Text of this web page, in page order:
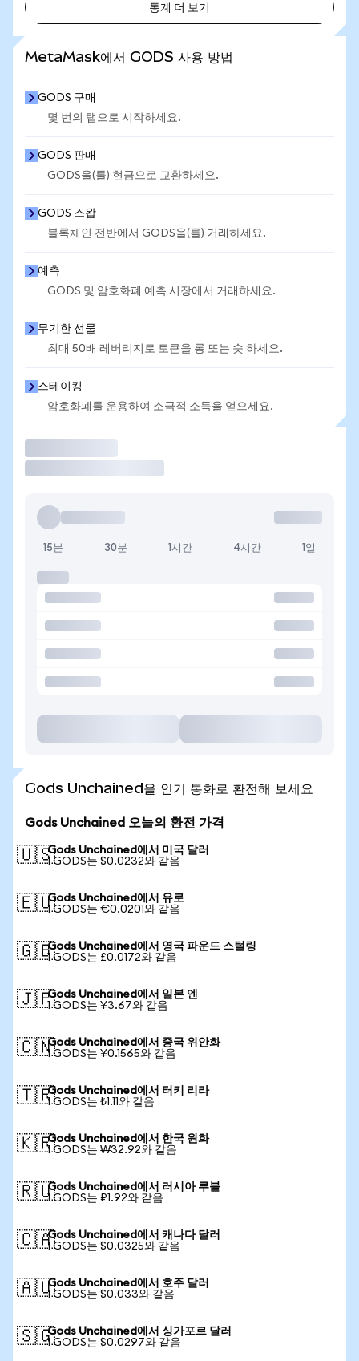
통계 더 보기
MetaMask에서 GODS 사용 방법
GODS 구매
몇 번의 탭으로 시작하세요.
GODS 판매
GODS을(를) 현금으로 교환하세요.
GODS 스왑
블록체인 전반에서 GODS을(를) 거래하세요.
예측
GODS 및 암호화폐 예측 시장에서 거래하세요.
무기한 선물
최대 50배 레버리지로 토큰을 롱 또는 숏 하세요.
스테이킹
암호화폐를 운용하여 소극적 소득을 얻으세요.
15분 30분 1시간 4시간 1일
Gods Unchained을 인기 통화로 환전해 보세요
Gods Unchained 오늘의 환전 가격
🇺🇸Gods Unchained에서 미국 달러
1 GODS는 $0.0232와 같음
🇪🇺Gods Unchained에서 유로
1 GODS는 €0.0201와 같음
🇬🇧Gods Unchained에서 영국 파운드 스털링
1 GODS는 £0.0172와 같음
🇯🇵Gods Unchained에서 일본 엔
1 GODS는 ¥3.67와 같음
🇨🇳Gods Unchained에서 중국 위안화
1 GODS는 ¥0.1565와 같음
🇹🇷Gods Unchained에서 터키 리라
1 GODS는 ₺1.11와 같음
🇰🇷Gods Unchained에서 한국 원화
1 GODS는 ₩32.92와 같음
🇷🇺Gods Unchained에서 러시아 루블
1 GODS는 ₽1.92와 같음
🇨🇦Gods Unchained에서 캐나다 달러
1 GODS는 $0.0325와 같음
🇦🇺Gods Unchained에서 호주 달러
1 GODS는 $0.033와 같음
🇸🇬Gods Unchained에서 싱가포르 달러
1 GODS는 $0.0297와 같음